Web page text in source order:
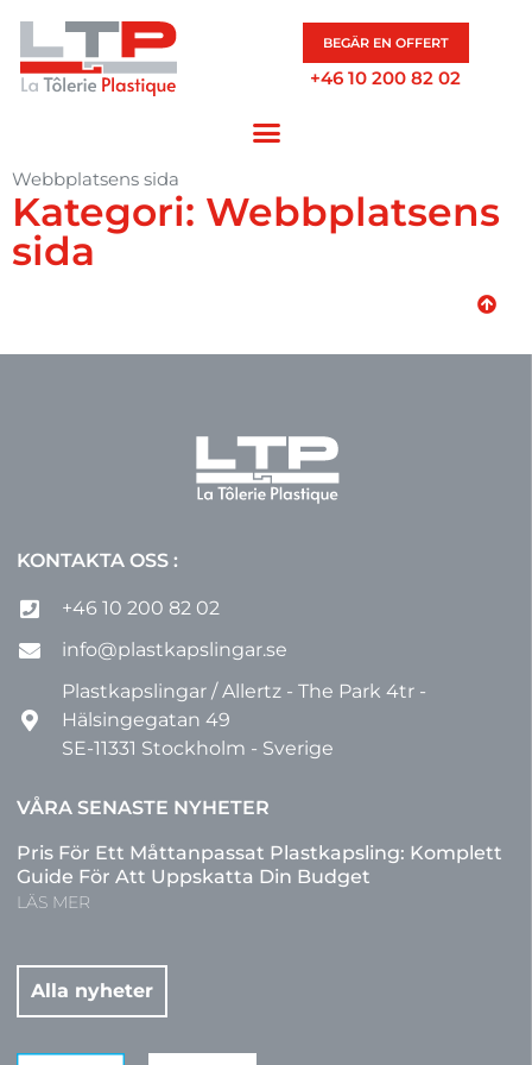
BEGÄR EN OFFERT
+46 10 200 82 02
Webbplatsens sida
Kategori: Webbplatsens
sida
KONTAKTA OSS :
+46 10 200 82 02
info@plastkapslingar.se
Plastkapslingar / Allertz - The Park 4tr -
Hälsingegatan 49
SE-11331 Stockholm - Sverige
VÅRA SENASTE NYHETER
Pris För Ett Måttanpassat Plastkapsling: Komplett
Guide För Att Uppskatta Din Budget
LÄS MER
Alla nyheter